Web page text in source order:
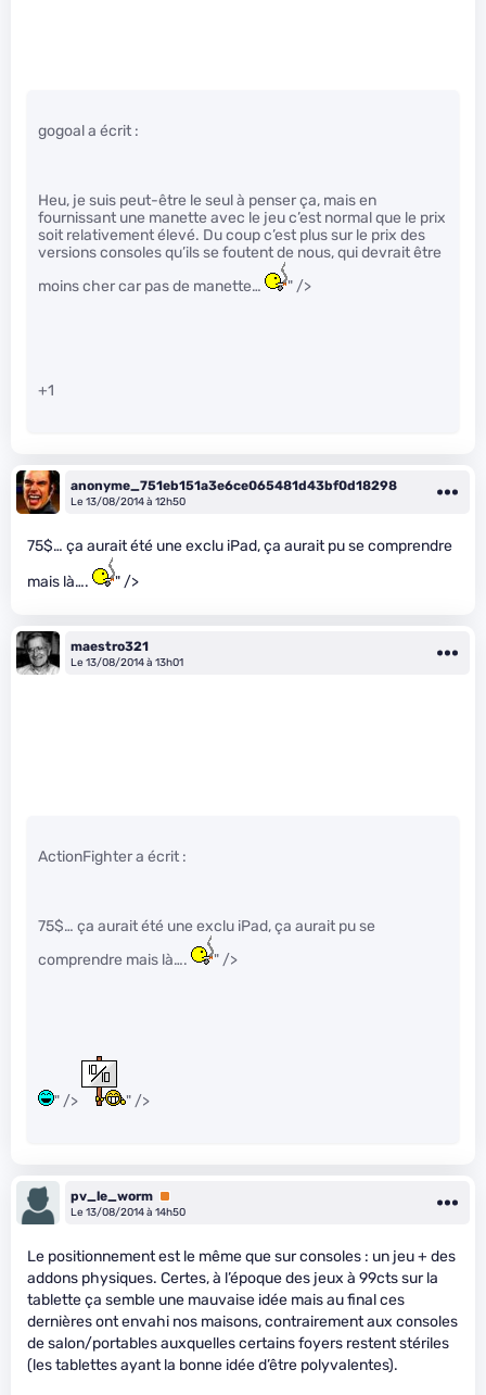
gogoal a écrit :
Heu, je suis peut-être le seul à penser ça, mais en
fournissant une manette avec le jeu c’est normal que le prix
soit relativement élevé. Du coup c’est plus sur le prix des
versions consoles qu’ils se foutent de nous, qui devrait être
moins cher car pas de manette…
" />
+1
anonyme_751eb151a3e6ce065481d43bf0d18298
Le 13/08/2014 à 12h50
75$… ça aurait été une exclu iPad, ça aurait pu se comprendre
mais là….
" />
maestro321
Le 13/08/2014 à 13h01
ActionFighter a écrit :
75$… ça aurait été une exclu iPad, ça aurait pu se
comprendre mais là….
" />
" /> " />
pv_le_worm Premium
Le 13/08/2014 à 14h50
Le positionnement est le même que sur consoles : un jeu + des
addons physiques. Certes, à l’époque des jeux à 99cts sur la
tablette ça semble une mauvaise idée mais au final ces
dernières ont envahi nos maisons, contrairement aux consoles
de salon/portables auxquelles certains foyers restent stériles
(les tablettes ayant la bonne idée d’être polyvalentes).